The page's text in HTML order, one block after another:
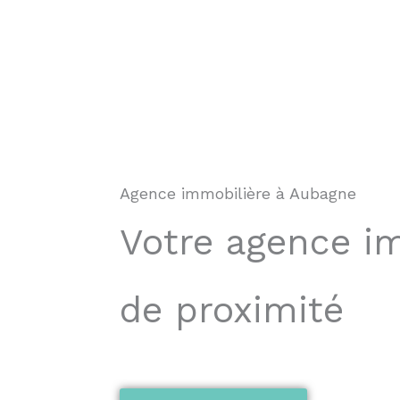
Agence immobilière à Aubagne
Votre agence
de proximité